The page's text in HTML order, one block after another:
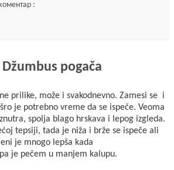
:
pogača
prilike, može i svakodnevno. Zamesi se i
je potrebno vreme da se ispeče. Veoma
spolja blago hrskava i lepog izgleda.
tepsiji, tada je niža i brže se ispeče ali
je mnogo lepša kada
je pečem u manjem kalupu.